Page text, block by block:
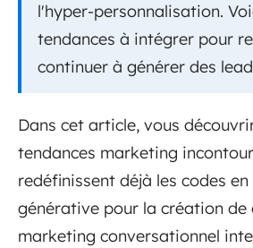
l'hyper-personnalisation.
tendances à intégrer pour
continuer à générer des
Dans cet article, vous
tendances marketing
redéfinissent déjà les codes
générative pour la création de
marketing conversationnel